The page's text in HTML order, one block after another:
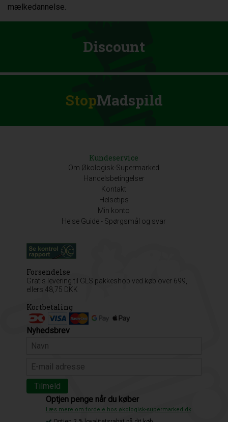
mælkedannelse.
Discount
StopMadspild
Kundeservice
Om Økologisk-Supermarked
Handelsbetingelser
Kontakt
Helsetips
Min konto
Helse Guide - Spørgsmål og svar
Forsendelse
Gratis levering til GLS pakkeshop ved køb over 699,
ellers 48,75 DKK
Kortbetaling
Nyhedsbrev
Optjen penge når du køber
Læs mere om fordele hos økologisk-supermarked.dk